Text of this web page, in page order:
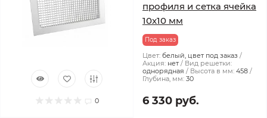
0
профиля и сетка ячейка
10x10 мм
Под заказ
Цвет: белый, цвет под заказ
Акция: нет
Вид решетки:
однорядная
Высота в мм: 458
Глубина, мм: 30
6 330 руб.